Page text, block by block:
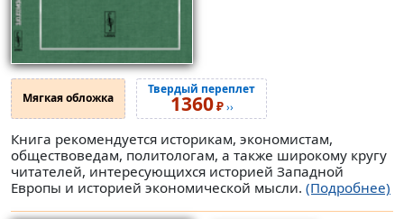
Мягкая обложка
Твердый переплет
1360₽››
Книга рекомендуется историкам, экономистам,
обществоведам, политологам, а также широкому кругу
читателей, интересующихся историей Западной
Европы и историей экономической мысли. (Подробнее)